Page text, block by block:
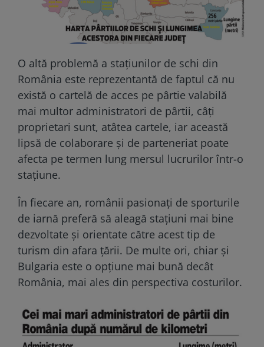
O altă problemă a staţiunilor de schi din
România este reprezentantă de faptul că nu
există o cartelă de acces pe pârtie valabilă
mai multor administratori de pârtii, câţi
proprietari sunt, atâtea cartele, iar această
lipsă de colaborare şi de parteneriat poate
afecta pe termen lung mersul lucrurilor într-o
staţiune.
În fiecare an, românii pasionaţi de sporturile
de iarnă preferă să aleagă staţiuni mai bine
dezvoltate şi orientate către acest tip de
turism din afara țării. De multe ori, chiar şi
Bulgaria este o opţiune mai bună decât
România, mai ales din perspectiva costurilor.